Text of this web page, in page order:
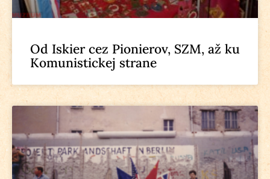
Od Iskier cez Pionierov, SZM, až ku
Komunistickej strane